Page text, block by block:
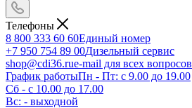
Телефоны
8 800 333 60 60Единый номер
+7 950 754 89 00Дизельный сервис
shop@cdi36.rue-mail для всех вопросов
График работыПн - Пт: с 9.00 до 19.00
Сб - с 10.00 до 17.00
Вс: - выходной